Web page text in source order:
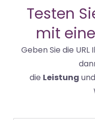
Websites
und
Internet-
Diensten
Uptime
Testen
mit
Geben Sie die
die Leistung